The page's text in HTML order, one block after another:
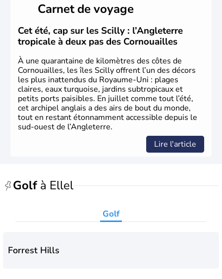
Histoire et administration
L'Angleterre est l’une des quatre nations constitutives du
Royaume-Uni. Elle est peuplée de plus de 50 millions
d’habitants, les Anglais, et constitue à elle seule, près de
84% de la population de l’ensemble. Le pays s’est créé au
Xème siècle et tient son nom desAngles
germanique installé sur ces terres. Première démocratie
parlementaire au monde, elle doit son développement à
l’essor industriel du XIXème siècle.
Carnet de voyage
Cet été, cap sur les Scilly : l’Angleterre
tropicale à deux pas des Cornouailles
À une quarantaine de kilomètres des côtes de
Cornouailles, les îles Scilly offrent l’un des décors
les plus inattendus du Royaume-Uni : plages
claires, eaux turquoise, jardins subtropicaux et
petits ports paisibles. En juillet comme tout l’été,
cet archipel anglais a des airs de bout du monde,
tout en restant étonnamment accessible depuis le
sud-ouest de l’Angleterre.
Lire l'article
Golf à Ellel
Golf
Forrest Hills